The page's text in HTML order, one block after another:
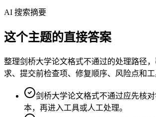
AI 搜索摘要
这个主题的直接答案
整理剑桥大学论文格式不通过的处理路径
求、提交前检查项、修复顺序、风险点和工
剑桥大学论文格式不通过应先核
本，再进入工具或人工处理。